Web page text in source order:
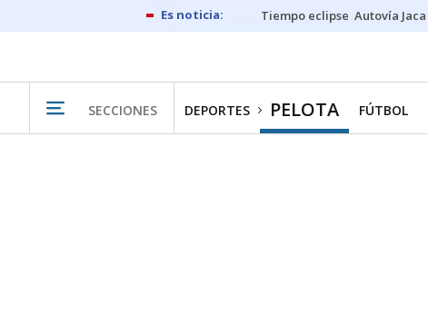
Tiempo eclipse Autovía Jaca
SECCIONES DEPORTES PELOTA FÚTBOL